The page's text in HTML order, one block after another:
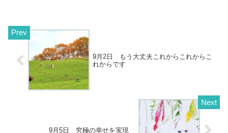
9月2日 もう大丈夫これからこれからこ
れからです
9月5日 究極の幸せを実現